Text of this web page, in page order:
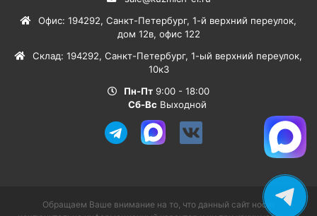
Офис: 194292, Санкт-Петербург, 1-й верхний переулок,
дом 12в, офис 122
Склад: 194292, Санкт-Петербург, 1-ый верхний переулок,
10к3
Пн-Пт 9:00 - 18:00
Сб-Вс Выходной
Обращаем Ваше внимание на то, что данный сайт носит